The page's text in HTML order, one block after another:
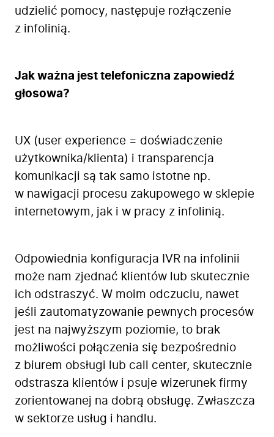
udzielić pomocy, następuje rozłączenie
z infolinią.
Jak ważna jest telefoniczna zapowiedź
głosowa?
UX (user experience = doświadczenie
użytkownika/klienta) i transparencja
komunikacji są tak samo istotne np.
w nawigacji procesu zakupowego w sklepie
internetowym, jak i w pracy z infolinią.
Odpowiednia konfiguracja IVR na infolinii
może nam zjednać klientów lub skutecznie
ich odstraszyć. W moim odczuciu, nawet
jeśli zautomatyzowanie pewnych procesów
jest na najwyższym poziomie, to brak
możliwości połączenia się bezpośrednio
z biurem obsługi lub call center, skutecznie
odstrasza klientów i psuje wizerunek firmy
zorientowanej na dobrą obsługę. Zwłaszcza
w sektorze usług i handlu.